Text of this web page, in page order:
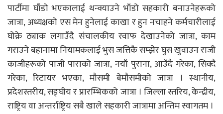
पार्टीमा घाँडो भएकालाई थन्क्याउने भाँडो सहकारी बनाउनेहरूको
जात्रा, अध्यक्षको एस मेन हुनेलाई काखा र हुन नचाहने कर्मचारीलाई
घोक्रे ठ्याक लगाउँदै संचालकीय रवाफ देखाउनेको जात्रा, काम
गराउने बहानामा नियामकलाई भुस जत्तिकै सम्झेर घुस खुवाउन राजी
काजीहरूको पाजी पाराको जात्रा, नयाँ पुराना, आउँदै गरेका, सिक्दै
गरेका, रिटायर भएका, मौसमी बेमौसमीको जात्रा । स्थानीय,
प्रदेशस्तरीय, सङ्घीय र प्रारम्भिकको जात्रा । जिल्ला स्तरिय, केन्द्रीय,
राष्ट्रिय वा अन्तर्राष्ट्रिय सबै खाले सहकारी जात्रामा अन्तिम स्वागतम ।